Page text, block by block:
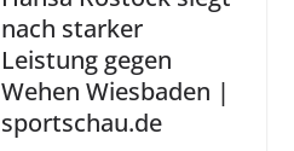
nach starker
Leistung gegen
Wehen Wiesbaden |
sportschau.de